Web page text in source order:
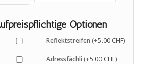
Optionen
Reflektstreifen (+5.00 CHF)
Adressfächli (+5.00 CHF)